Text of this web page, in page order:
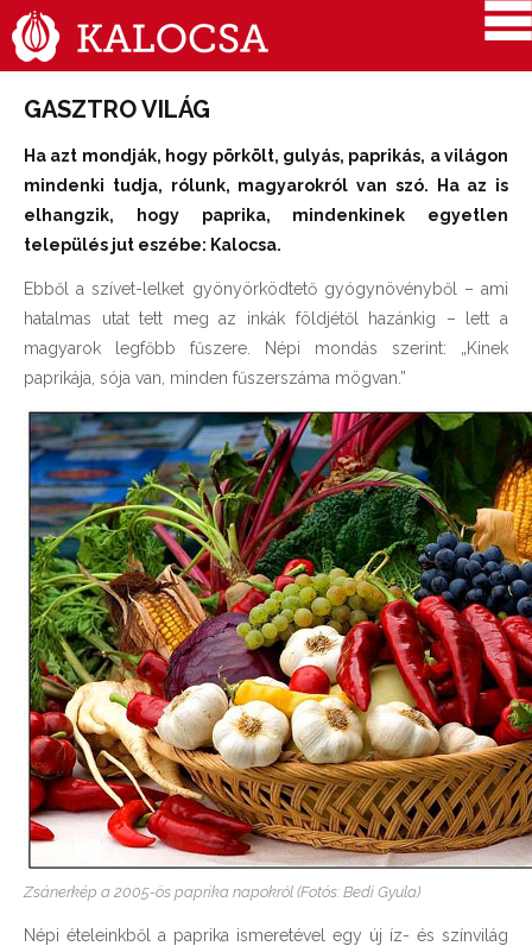
GASZTRO VILÁG
Ha azt mondják, hogy pörkölt, gulyás, paprikás, a világon
mindenki tudja, rólunk, magyarokról van szó. Ha az is
elhangzik, hogy paprika, mindenkinek egyetlen
település jut eszébe: Kalocsa.
Ebből a szívet-lelket gyönyörködtető gyógynövényből – ami
hatalmas utat tett meg az inkák földjétől hazánkig – lett a
magyarok legfőbb fűszere. Népi mondás szerint: „Kinek
paprikája, sója van, minden fűszerszáma mögvan.”
Zsánerkép a 2005-ös paprika napokról (Fotós: Bedi Gyula)
Népi ételeinkből a paprika ismeretével egy új íz- és színvilág